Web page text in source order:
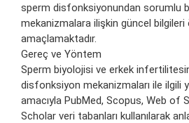
sperm disfonksiyonundan sorumlu
mekanizmalara ilişkin güncel
amaçlamaktadır.
Gereç ve Yöntem
Sperm biyolojisi ve erkek
disfonksiyon mekanizmaları ile ilgili
amacıyla PubMed, Scopus, Web of
Scholar veri tabanları kullanılarak